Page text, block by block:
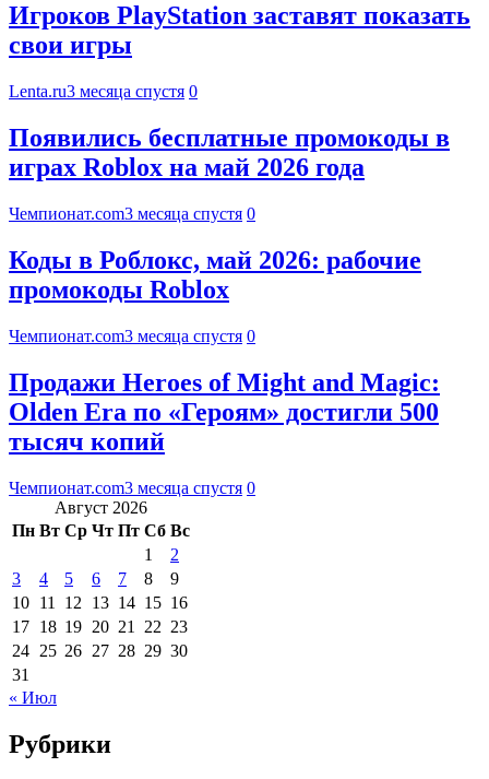
Игроков PlayStation заставят показать
свои игры
Lenta.ru3 месяца спустя 0
Появились бесплатные промокоды в
играх Roblox на май 2026 года
Чемпионат.com3 месяца спустя 0
Коды в Роблокс, май 2026: рабочие
промокоды Roblox
Чемпионат.com3 месяца спустя 0
Продажи Heroes of Might and Magic:
Olden Era по «Героям» достигли 500
тысяч копий
Чемпионат.com3 месяца спустя 0
Август 2026
Пн Вт Ср Чт Пт Сб Вс
1
2
3
4 5 6 7 8
9
10 11 12 13 14 15 16
17 18 19 20 21 22 23
24 25 26 27 28 29 30
31
« Июл
Рубрики